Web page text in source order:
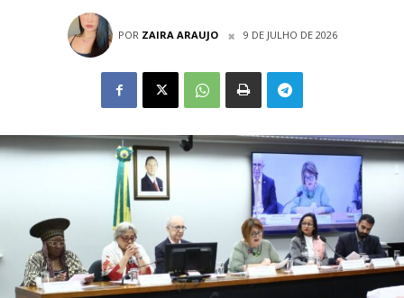
POR ZAIRA ARAUJO 9 DE JULHO DE 2026